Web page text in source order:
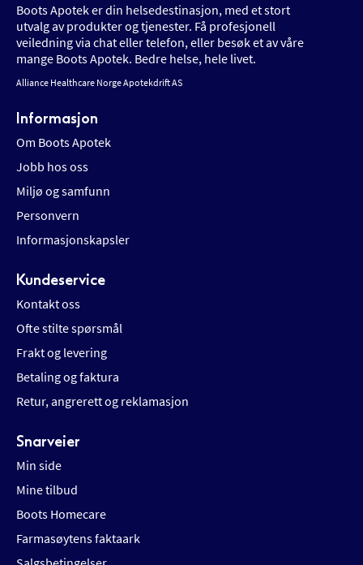
Boots Apotek er din helsedestinasjon, med et stort
utvalg av produkter og tjenester. Få profesjonell
veiledning via chat eller telefon, eller besøk et av våre
mange Boots Apotek. Bedre helse, hele livet.
Alliance Healthcare Norge Apotekdrift AS
Informasjon
Om Boots Apotek
Jobb hos oss
Miljø og samfunn
Personvern
Informasjonskapsler
Kundeservice
Kontakt oss
Ofte stilte spørsmål
Frakt og levering
Betaling og faktura
Retur, angrerett og reklamasjon
Snarveier
Min side
Mine tilbud
Boots Homecare
Farmasøytens faktaark